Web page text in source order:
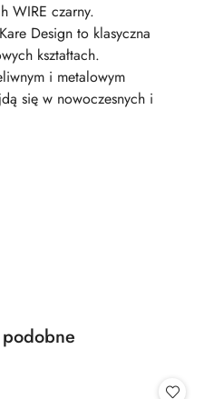
WIRE czarny.
Design to klasyczna
kształtach.
i metalowym
się w nowoczesnych i